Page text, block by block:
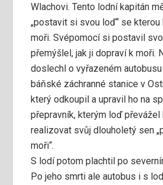
Wlachovi. Tento lodní kapitán
„postavit si svou loď“ se
moři. Svépomocí si postavil
přemýšlel, jak ji dopraví k moři.
doslechl o vyřazeném
báňské záchranné stanice v
který odkoupil a upravil ho na
přepravník, kterým loď
realizovat svůj dlouholetý sen
moři“.
S lodí potom plachtil po
Po jeho smrti ale autobus i s